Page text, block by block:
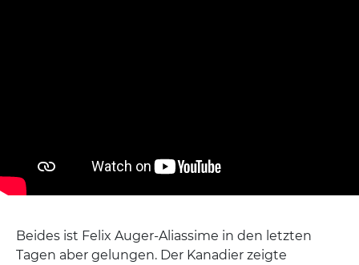
Beides ist Felix Auger-Aliassime in den letzten
Tagen aber gelungen. Der Kanadier zeigte